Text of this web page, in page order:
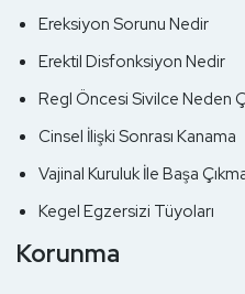
Ereksiyon Sorunu Nedir
Erektil Disfonksiyon Nedir
Regl Öncesi Sivilce Neden
Cinsel İlişki Sonrası Kanama
Vajinal Kuruluk İle Başa
Kegel Egzersizi Tüyoları
Korunma